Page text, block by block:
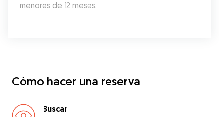
menores de 12 meses.
Cómo hacer una reserva
Buscar